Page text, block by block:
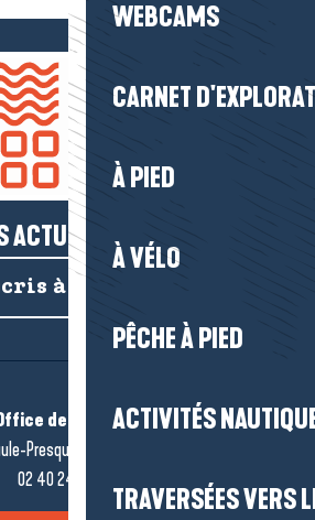
WEBCAMS
CARNET
À PIED
À VÉLO
PÊCHE À PIED
ACTIVITÉS
TRAVERSÉES VERS
ACTUS SALÉES !
à la newsletter
de tourisme
Presqu’île de Guérande
02 40 24 34 44